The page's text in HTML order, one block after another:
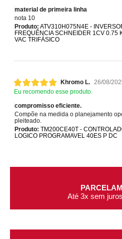
material de primeira linha
nota 10
Produto: ATV310H075N4E -
FREQUÊNCIA SCHNEIDER 1CV 0.75
VAC TRIFÁSICO
Khromo L. 26/08/
Eu recomendo esse produto.
compromisso eficiente.
Compõe na medida o planejamento
pleiteado.
Produto: TM200CE40T -
LOGICO PROGRAMAVEL 40ES P DC
TROCAS E
7 dias para